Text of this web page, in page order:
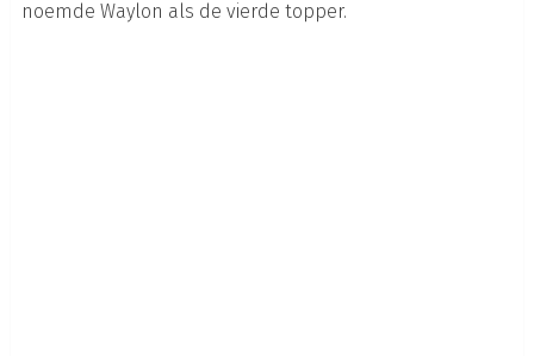
noemde Waylon als de vierde topper.